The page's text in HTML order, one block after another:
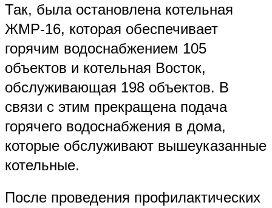
Так, была остановлена котельная
ЖМР-16, которая обеспечивает
горячим водоснабжением 105
объектов и котельная Восток,
обслуживающая 198 объектов. В
связи с этим прекращена подача
горячего водоснабжения в дома,
которые обслуживают вышеуказанные
котельные.
После проведения профилактических